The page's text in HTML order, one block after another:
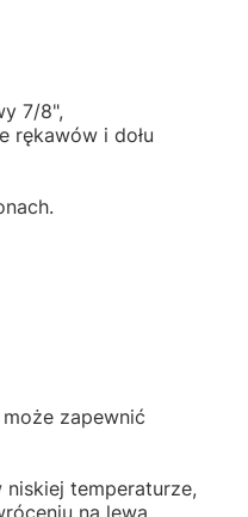
7/8",
rękawów i dołu
zapewnić
temperaturze,